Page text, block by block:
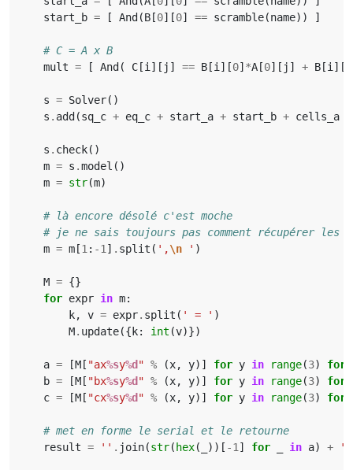
start_b = [ And (B [0][0] == scramble(name)) ]
# C = A x B
mult = [ And ( C [i][ j ] == B [i][0] *A [0][ j ] + B [i][
s = Solver()
s . add (sq_c + eq_c + start_a + start_b + cells_a
s . check()
m = s .model ()
m = str(m)
# là encore désolé c'est moche
# je ne sais toujours pas comment récupérer les
m = m [1: -1] . split ( ',\n ' )
M = {}
for expr in m:
k, v = expr. split ( ' = ' )
M. update({ k: int (v)})
a = [M [ "ax%sy%d " % (x, y)] for y in range(3) for
b = [M [ "bx%sy%d " % (x, y)] for y in range(3) for
c = [M [ "cx%sy%d " % (x, y)] for y in range(3) for
# met en forme le serial et le retourne
result = '' . join(str( hex( ))[ -1] for in a) + ''